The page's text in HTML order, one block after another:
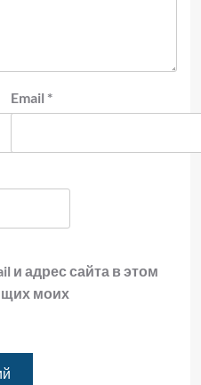
Email *
и адрес сайта в этом
моих